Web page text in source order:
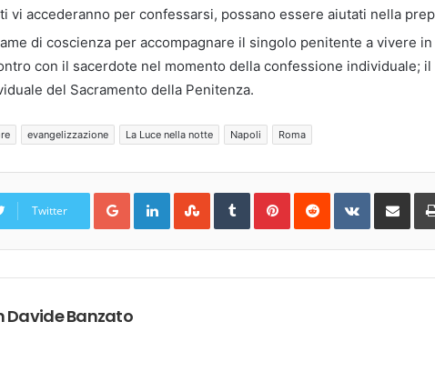
vi accederanno per confessarsi, possano essere aiutati nella
di coscienza per accompagnare il singolo penitente a vivere
con il sacerdote nel momento della confessione individuale;
del Sacramento della Penitenza.
evangelizzazione La Luce nella notte Napoli Roma
Twitter
Google+LinkedInStumbleUpon
TumblrPinterestReddit VKontakte
Davide Banzato